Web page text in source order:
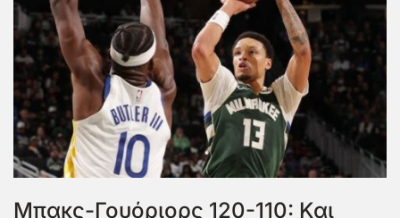
Μπακς-Γουόριορς 120-110: Και